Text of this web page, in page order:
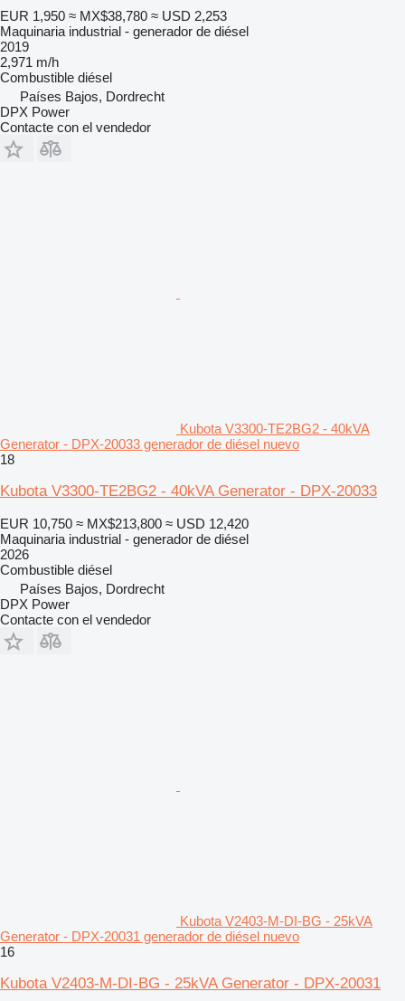
EUR 1,950 ≈ MX$38,780 ≈ USD 2,253
Maquinaria industrial - generador de diésel
2019
2,971 m/h
Combustible diésel
Países Bajos, Dordrecht
DPX Power
Contacte con el vendedor
Kubota V3300-TE2BG2 - 40kVA
Generator - DPX-20033 generador de diésel nuevo
18
Kubota V3300-TE2BG2 - 40kVA Generator - DPX-20033
EUR 10,750 ≈ MX$213,800 ≈ USD 12,420
Maquinaria industrial - generador de diésel
2026
Combustible diésel
Países Bajos, Dordrecht
DPX Power
Contacte con el vendedor
Kubota V2403-M-DI-BG - 25kVA
Generator - DPX-20031 generador de diésel nuevo
16
Kubota V2403-M-DI-BG - 25kVA Generator - DPX-20031